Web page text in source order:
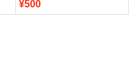
¥500